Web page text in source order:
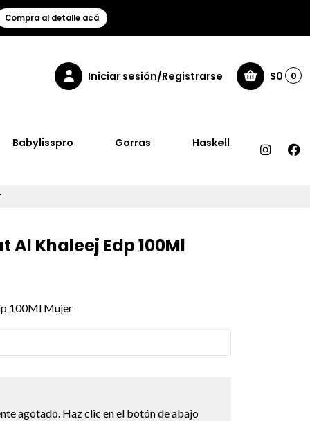
Compra al detalle acá
Iniciar sesión/Registrarse $0 0
Babylisspro Gorras Haskell
Khaleej Edp 100Ml
100Ml Mujer
agotado. Haz clic en el botón de abajo